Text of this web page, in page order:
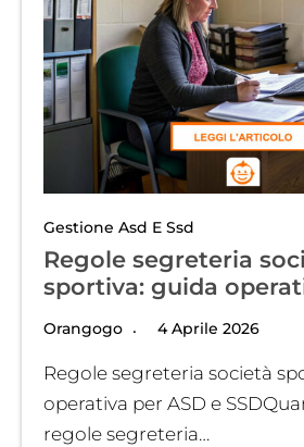
Gestione Asd E Ssd
Regole segreteria
sportiva: guida
Orangogo 4 Aprile 2026
Regole segreteria società
operativa per ASD e
regole segreteria…